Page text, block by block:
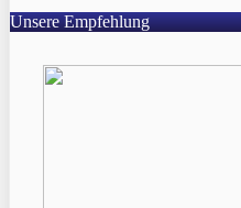
Unsere Empfehlung